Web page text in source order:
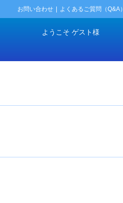
お問い合わせ よくあるご質問（Q&A）
ようこそ ゲスト様